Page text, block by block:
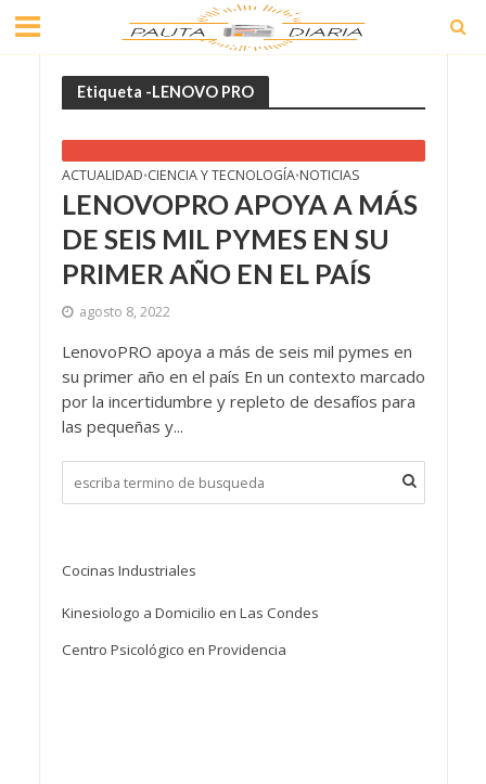
Etiqueta -LENOVO PRO
ACTUALIDAD•CIENCIA Y TECNOLOGÍA•NOTICIAS
LENOVOPRO APOYA A MÁS
DE SEIS MIL PYMES EN SU
PRIMER AÑO EN EL PAÍS
agosto 8, 2022
LenovoPRO apoya a más de seis mil pymes en
su primer año en el país En un contexto marcado
por la incertidumbre y repleto de desafíos para
las pequeñas y...
Cocinas Industriales
Kinesiologo a Domicilio en Las Condes
Centro Psicológico en Providencia